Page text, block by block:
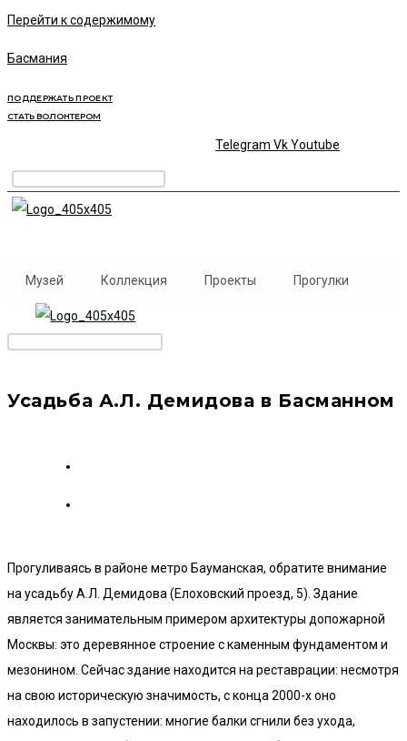
Перейти к содержимому
Басмания
ПОДДЕРЖАТЬ ПРОЕКТ
СТАТЬ ВОЛОНТЕРОМ
Telegram VkYoutube
Музей Коллекция Проекты Прогулки
Усадьба А.Л. Демидова в Басманном
Прогуливаясь в районе метро Бауманская, обратите внимание
на усадьбу А.Л. Демидова (Елоховский проезд, 5). Здание
является занимательным примером архитектуры допожарной
Москвы: это деревянное строение с каменным фундаментом и
мезонином. Сейчас здание находится на реставрации: несмотря
на свою историческую значимость, с конца 2000-х оно
находилось в запустении: многие балки сгнили без ухода,